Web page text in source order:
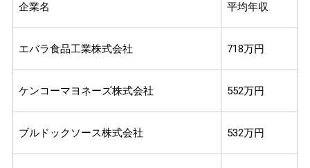
企業名 平均年収
エバラ食品工業株式会社 718万円
ケンコーマヨネーズ株式会社 552万円
ブルドックソース株式会社 532万円